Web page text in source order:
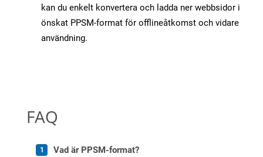
kan du enkelt konvertera och ladda ner webbsidor i
önskat PPSM-format för offlineåtkomst och vidare
användning.
FAQ
Vad är PPSM-format?